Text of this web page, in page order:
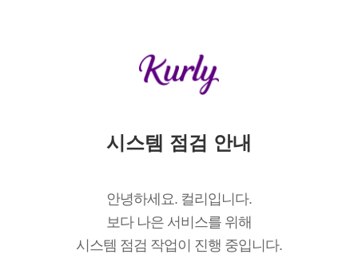
시스템 점검 안내
안녕하세요. 컬리입니다.
보다 나은 서비스를 위해
시스템 점검 작업이 진행 중입니다.